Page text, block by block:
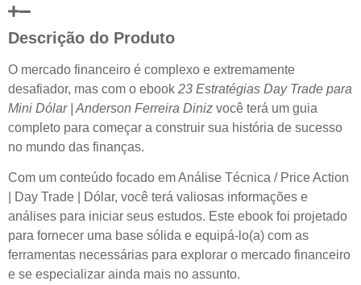
Descrição do Produto
O mercado financeiro é complexo e extremamente
desafiador, mas com o ebook 23 Estratégias Day Trade para
Mini Dólar | Anderson Ferreira Diniz você terá um guia
completo para começar a construir sua história de sucesso
no mundo das finanças.
Com um conteúdo focado em Análise Técnica / Price Action
| Day Trade | Dólar, você terá valiosas informações e
análises para iniciar seus estudos. Este ebook foi projetado
para fornecer uma base sólida e equipá-lo(a) com as
ferramentas necessárias para explorar o mercado financeiro
e se especializar ainda mais no assunto.